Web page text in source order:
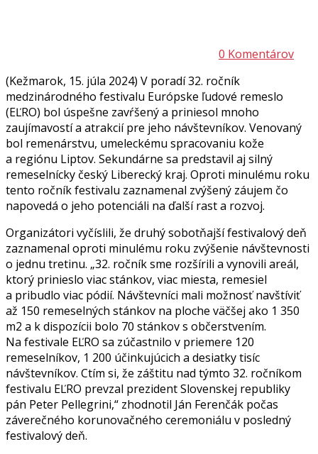
0 Komentárov
(Kežmarok, 15. júla 2024) V poradí 32. ročník
medzinárodného festivalu Európske ľudové remeslo
(EĽRO) bol úspešne zavŕšený a priniesol mnoho
zaujímavostí a atrakcií pre jeho návštevníkov. Venovaný
bol remenárstvu, umeleckému spracovaniu kože
a regiónu Liptov. Sekundárne sa predstavil aj silný
remeselnícky český Liberecký kraj. Oproti minulému roku
tento ročník festivalu zaznamenal zvýšený záujem čo
napovedá o jeho potenciáli na ďalší rast a rozvoj.
Organizátori vyčíslili, že druhý sobotňajší festivalový deň
zaznamenal oproti minulému roku zvýšenie návštevnosti
o jednu tretinu. „32. ročník sme rozšírili a vynovili areál,
ktorý prinieslo viac stánkov, viac miesta, remesiel
a pribudlo viac pódií. Návštevníci mali možnosť navštíviť
až 150 remeselných stánkov na ploche väčšej ako 1 350
m2 a k dispozícii bolo 70 stánkov s občerstvením.
Na festivale EĽRO sa zúčastnilo v priemere 120
remeselníkov, 1 200 účinkujúcich a desiatky tisíc
návštevníkov. Ctím si, že záštitu nad týmto 32. ročníkom
festivalu EĽRO prevzal prezident Slovenskej republiky
pán Peter Pellegrini,“ zhodnotil Ján Ferenčák počas
záverečného korunovačného ceremoniálu v posledný
festivalový deň.